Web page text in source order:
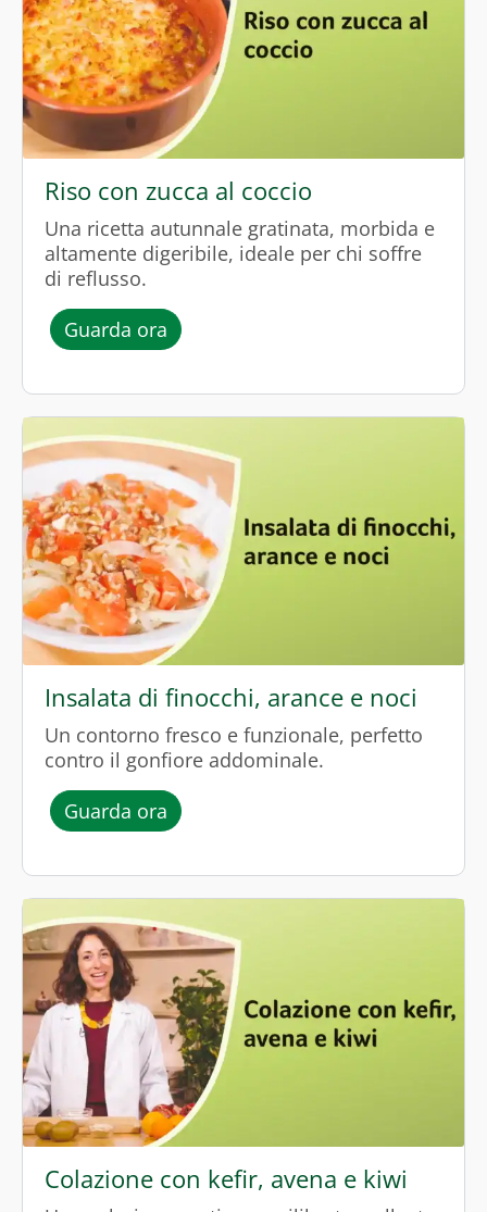
Riso con zucca al coccio
Una ricetta autunnale gratinata, morbida e
altamente digeribile, ideale per chi soffre
di reflusso.
Guarda ora l’episodio “Riso con zucca al
Insalata di finocchi, arance e noci
Un contorno fresco e funzionale, perfetto
contro il gonfiore addominale.
Guarda ora l’episodio “Insalata di finocchi,
Colazione con kefir, avena e kiwi